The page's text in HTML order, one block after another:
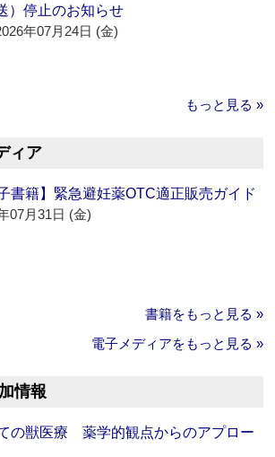
）停止のお知らせ
年07月24日 (金)
もっと見る »
ィア
子書籍】緊急避妊薬OTC適正販売ガイド
07月31日 (金)
書籍をもっと見る »
電子メディアをもっと見る »
情報
ての獣医療 薬学的観点からのアプロー